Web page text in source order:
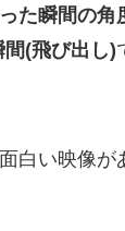
た瞬間の角
(飛び出し)
白い映像が